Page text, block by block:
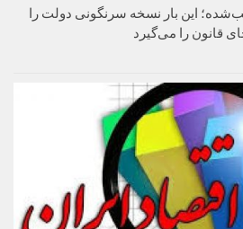
این بار نسخه سرنگونی دولت را
قانون را می‌گیرد